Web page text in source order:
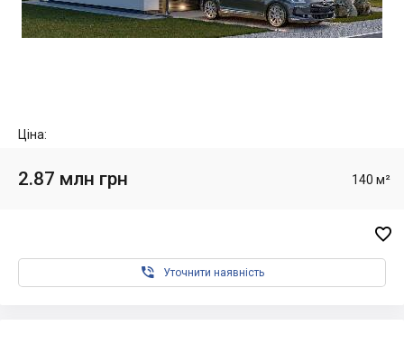
Ціна:
2.87 млн грн 140 м²

 Уточнити наявність